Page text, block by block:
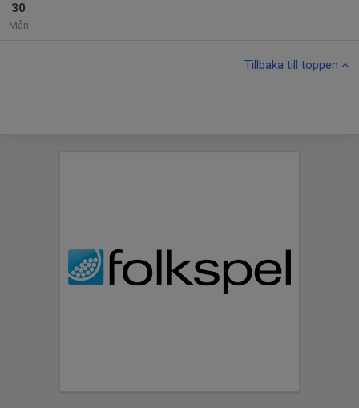
30
Mån
Tillbaka till toppen